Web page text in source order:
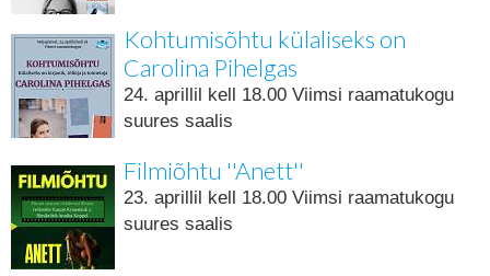
Kohtumisõhtu külaliseks on
Carolina Pihelgas
24. aprillil kell 18.00 Viimsi raamatukogu
suures saalis
Filmiõhtu ''Anett''
23. aprillil kell 18.00 Viimsi raamatukogu
suures saalis